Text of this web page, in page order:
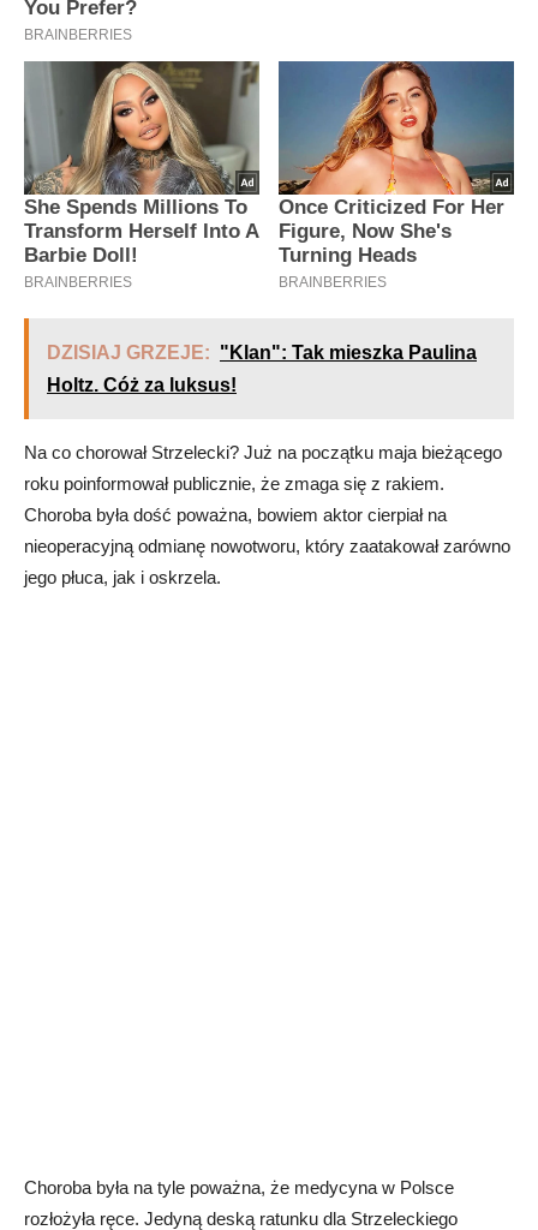
DZISIAJ GRZEJE: "Klan": Tak mieszka Paulina
Holtz. Cóż za luksus!
Na co chorował Strzelecki? Już na początku maja bieżącego
roku poinformował publicznie, że zmaga się z rakiem.
Choroba była dość poważna, bowiem aktor cierpiał na
nieoperacyjną odmianę nowotworu, który zaatakował zarówno
jego płuca, jak i oskrzela.
Choroba była na tyle poważna, że medycyna w Polsce
rozłożyła ręce. Jedyną deską ratunku dla Strzeleckiego